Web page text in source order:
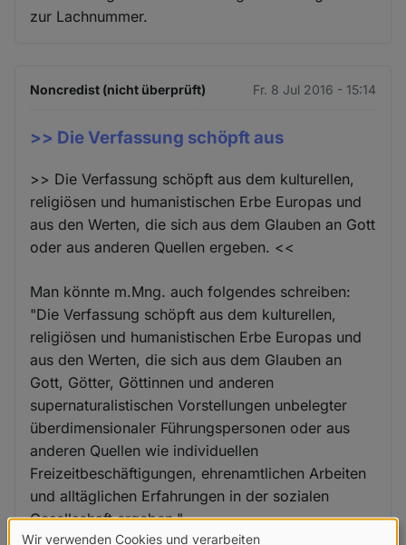
zur Lachnummer.
Noncredist (nicht überprüft) Fr. 8 Jul 2016 - 15:14
>> Die Verfassung schöpft aus
>> Die Verfassung schöpft aus dem kulturellen,
religiösen und humanistischen Erbe Europas und
aus den Werten, die sich aus dem Glauben an Gott
oder aus anderen Quellen ergeben. <<
Man könnte m.Mng. auch folgendes schreiben:
"Die Verfassung schöpft aus dem kulturellen,
religiösen und humanistischen Erbe Europas und
aus den Werten, die sich aus dem Glauben an
Gott, Götter, Göttinnen und anderen
supernaturalistischen Vorstellungen unbelegter
überdimensionaler Führungspersonen oder aus
anderen Quellen wie individuellen
Freizeitbeschäftigungen, ehrenamtlichen Arbeiten
und alltäglichen Erfahrungen in der sozialen
Gesellschaft ergeben."
Wir verwenden Cookies und verarbeiten